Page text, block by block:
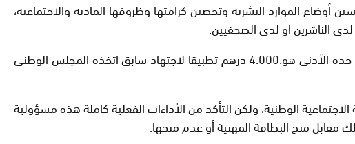
أوضاع الموارد البشرية وتحصين كرامتها وظروفها المادية والاجتماعية،
الناشرين او لدى الصحفيين.
وبناء على ما سبق، عرضنا أمام اللجنة المؤقتة ضرورة الاكتفاء بمطالبة مقاولات الصحافة الجهوية والإلكترونية براتب شهري حده الأدنى هو:4.000 درهم تطبيقا لاجتهاد سابق اتخذه المجلس الوطني
الوطنية، ولكن التأكد من الأداءات الفعلية كاملة هذه مسؤولية